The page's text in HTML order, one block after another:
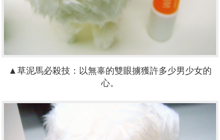
▲草泥馬必殺技：以無辜的雙眼擄獲許多少男少女的
心。